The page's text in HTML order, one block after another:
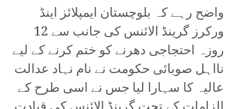
واضح رہے کہ بلوچستان ایمپلائز اینڈ
ورکرز گرینڈ الائنس کی جانب سے 12
روزہ احتجاجی دھرنے کو ختم کرنے کے لیے
نااہل صوبائی حکومت نے نام نہاد عدالت
عالیہ کا سہارا لیا جس نے اسی طرح کے